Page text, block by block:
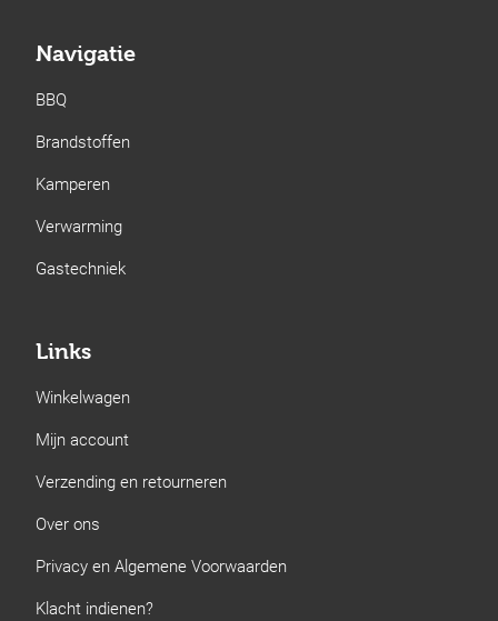
Navigatie
BBQ
Brandstoffen
Kamperen
Verwarming
Gastechniek
Links
Winkelwagen
Mijn account
Verzending en retourneren
Over ons
Privacy en Algemene Voorwaarden
Klacht indienen?